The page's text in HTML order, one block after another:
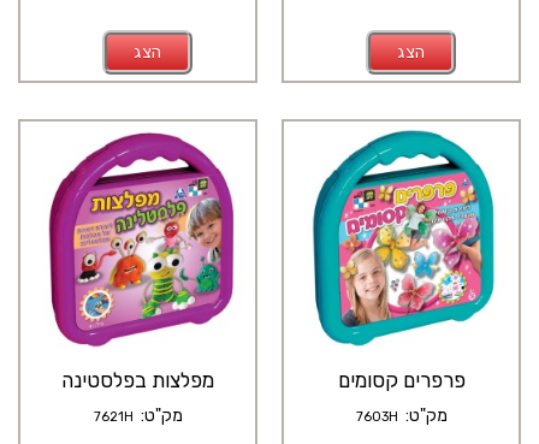
הצג הצג
מפלצות בפלסטינה
מק"ט: 7621H
פרפרים קסומים
מק"ט: 7603H